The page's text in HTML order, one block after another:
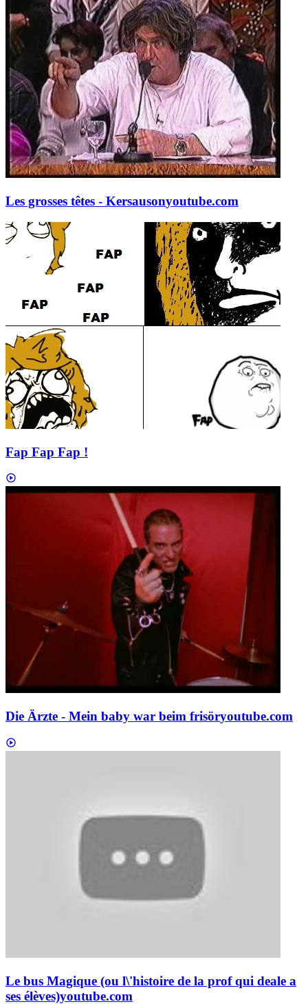
Les grosses têtes - Kersausonyoutube.com
Fap Fap Fap !
Die Ärzte - Mein baby war beim frisöryoutube.com
Le bus Magique (ou l\'histoire de la prof qui deale a
ses élèves)youtube.com